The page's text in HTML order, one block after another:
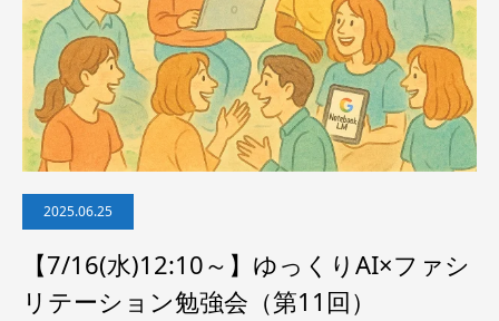
2025.06.25
【7/16(水)12:10～】ゆっくりAI×ファシ
リテーション勉強会（第11回）